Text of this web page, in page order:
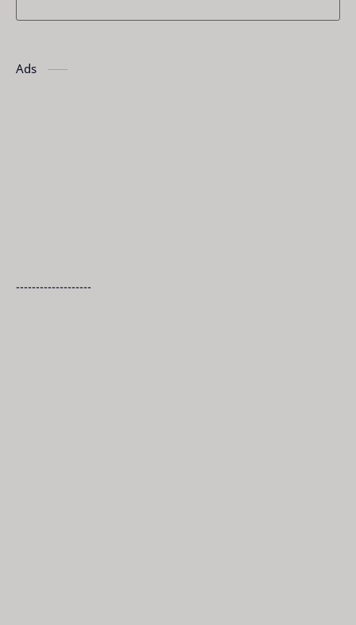
Ads
-------------------